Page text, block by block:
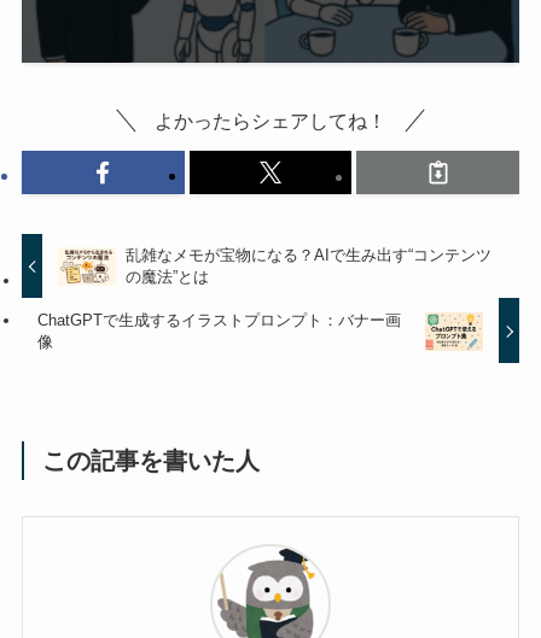
よかったらシェアしてね！
乱雑なメモが宝物になる？AIで生み出す“コンテンツ
の魔法”とは
ChatGPTで生成するイラストプロンプト：バナー画
像
この記事を書いた人